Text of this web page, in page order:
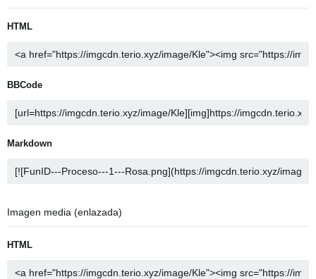
HTML
BBCode
Markdown
Imagen media (enlazada)
HTML